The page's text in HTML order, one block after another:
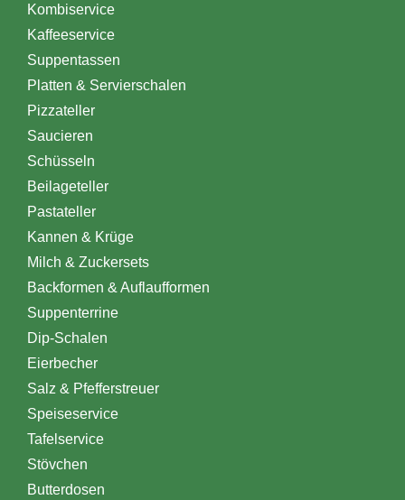
Kombiservice
Kaffeeservice
Suppentassen
Platten & Servierschalen
Pizzateller
Saucieren
Schüsseln
Beilageteller
Pastateller
Kannen & Krüge
Milch & Zuckersets
Backformen & Auflaufformen
Suppenterrine
Dip-Schalen
Eierbecher
Salz & Pfefferstreuer
Speiseservice
Tafelservice
Stövchen
Butterdosen